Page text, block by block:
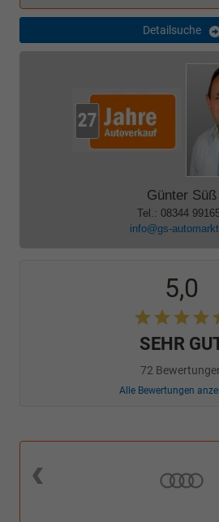
Detailsuche
Günter Süß
Tel.: 08344
info@gs-
5,0
SEHR
72
Alle Bewertungen